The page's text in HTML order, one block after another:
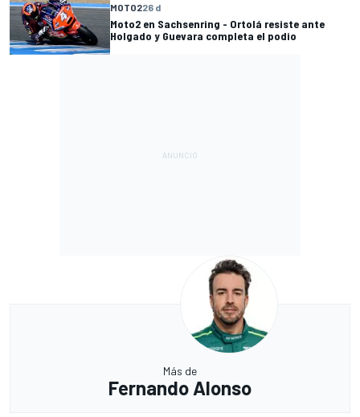
MOTO226 d
Moto2 en Sachsenring - Ortolá resiste ante
Holgado y Guevara completa el podio
Más de
Fernando Alonso